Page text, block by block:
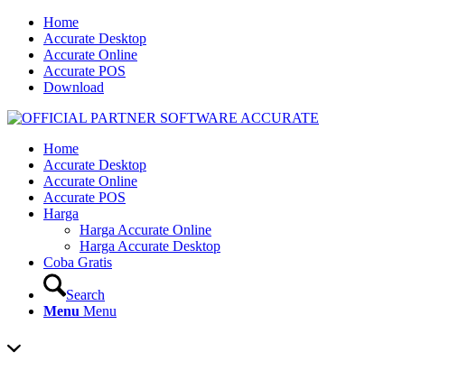
Home
Accurate Desktop
Accurate Online
Accurate POS
Download
Home
Accurate Desktop
Accurate Online
Accurate POS
Harga
Harga Accurate Online
Harga Accurate Desktop
Coba Gratis
Search
Menu Menu